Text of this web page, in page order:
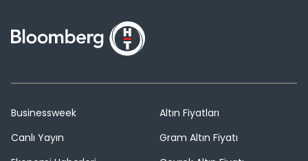
Businessweek
Canlı Yayın
Altın Fiyatları
Gram Altın Fiyatı